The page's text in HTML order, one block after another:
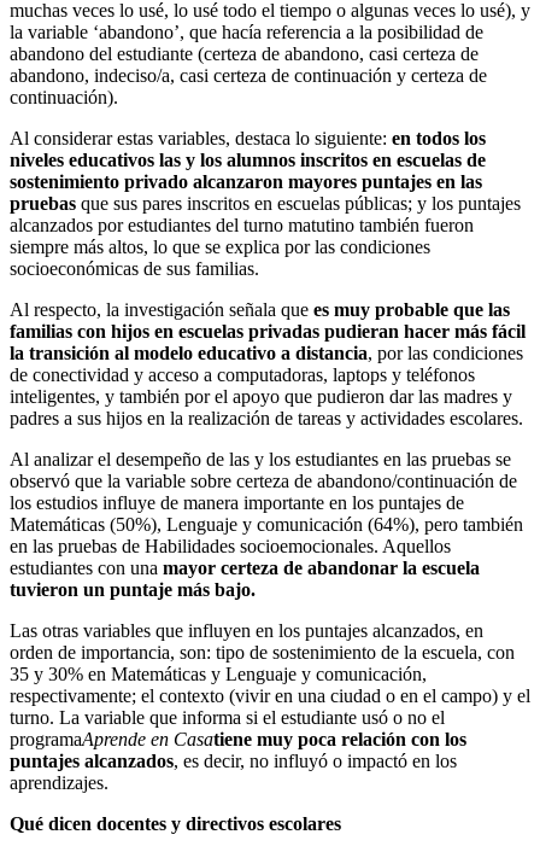
muchas veces lo usé, lo usé todo el tiempo o algunas veces lo usé), y
la variable ‘abandono’, que hacía referencia a la posibilidad de
abandono del estudiante (certeza de abandono, casi certeza de
abandono, indeciso/a, casi certeza de continuación y certeza de
continuación).
Al considerar estas variables, destaca lo siguiente: en todos los
niveles educativos las y los alumnos inscritos en escuelas de
sostenimiento privado alcanzaron mayores puntajes en las
pruebas que sus pares inscritos en escuelas públicas; y los puntajes
alcanzados por estudiantes del turno matutino también fueron
siempre más altos, lo que se explica por las condiciones
socioeconómicas de sus familias.
Al respecto, la investigación señala que es muy probable que las
familias con hijos en escuelas privadas pudieran hacer más fácil
la transición al modelo educativo a distancia, por las condiciones
de conectividad y acceso a computadoras, laptops y teléfonos
inteligentes, y también por el apoyo que pudieron dar las madres y
padres a sus hijos en la realización de tareas y actividades escolares.
Al analizar el desempeño de las y los estudiantes en las pruebas se
observó que la variable sobre certeza de abandono/continuación de
los estudios influye de manera importante en los puntajes de
Matemáticas (50%), Lenguaje y comunicación (64%), pero también
en las pruebas de Habilidades socioemocionales. Aquellos
estudiantes con una mayor certeza de abandonar la escuela
tuvieron un puntaje más bajo.
Las otras variables que influyen en los puntajes alcanzados, en
orden de importancia, son: tipo de sostenimiento de la escuela, con
35 y 30% en Matemáticas y Lenguaje y comunicación,
respectivamente; el contexto (vivir en una ciudad o en el campo) y el
turno. La variable que informa si el estudiante usó o no el
programaAprende en Casatiene muy poca relación con los
puntajes alcanzados, es decir, no influyó o impactó en los
aprendizajes.
Qué dicen docentes y directivos escolares